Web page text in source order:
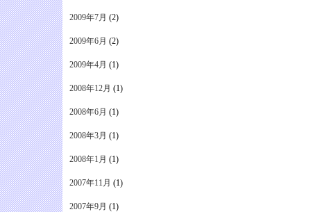
2009年7月 (2)
2009年6月 (2)
2009年4月 (1)
2008年12月 (1)
2008年6月 (1)
2008年3月 (1)
2008年1月 (1)
2007年11月 (1)
2007年9月 (1)